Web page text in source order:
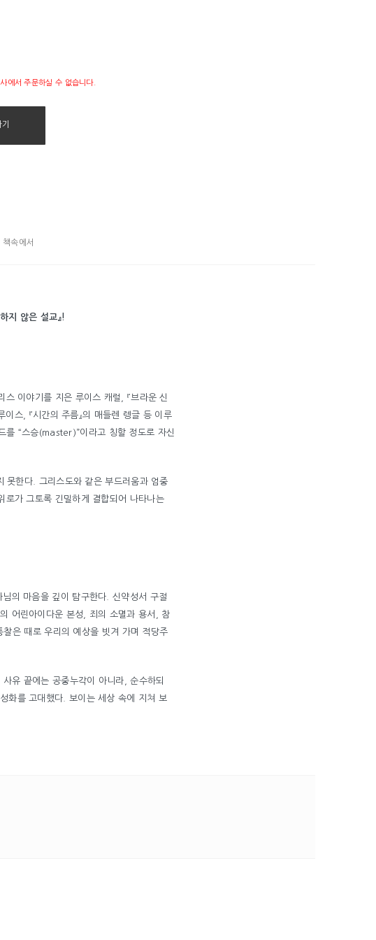
에서 주문하실 수 없습니다.
책속에서
지 않은 설교』!
이야기를 지은 루이스 캐럴, 『브라운 신
스, 『시간의 주름』의 매들렌 렝글 등 이루
를 “스승(master)”이라고 칭할 정도로 자신
못한다. 그리스도와 같은 부드러움과 엄중
로가 그토록 긴밀하게 결합되어 나타나는
의 마음을 깊이 탐구한다. 신약성서 구절
어린아이다운 본성, 죄의 소멸과 용서, 참
은 때로 우리의 예상을 빗겨 가며 적당주
유 끝에는 공중누각이 아니라, 순수하되
화를 고대했다. 보이는 세상 속에 지쳐 보
빛을 발
어른에